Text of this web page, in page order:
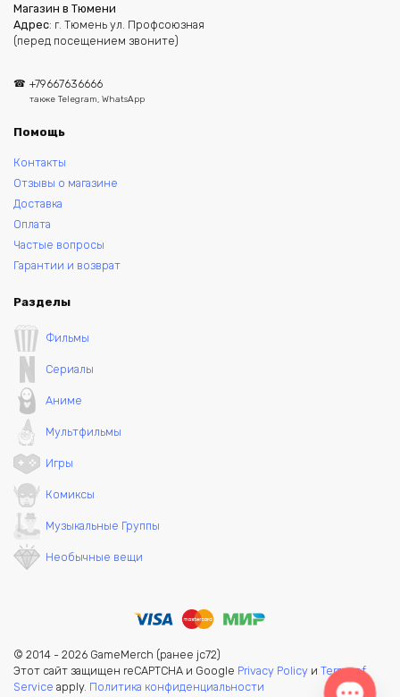
Магазин в Тюмени
Адрес: г. Тюмень ул. Профсоюзная
(перед посещением звоните)
+79667636666
также Telegram, WhatsApp
Помощь
Контакты
Отзывы о магазине
Доставка
Оплата
Частые вопросы
Гарантии и возврат
Разделы
Фильмы
Сериалы
Аниме
Мультфильмы
Игры
Комиксы
Музыкальные Группы
Необычные вещи
© 2014 - 2026 GameMerch (ранее jc72)
Этот сайт защищен reCAPTCHA и Google Privacy Policy и Terms of
Service apply. Политика конфиденциальности